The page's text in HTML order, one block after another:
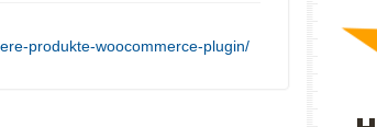
produkte-woocommerce-plugin/